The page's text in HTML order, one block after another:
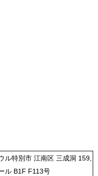
ル特別市 江南区 三成洞 159,
ル B1F F113号